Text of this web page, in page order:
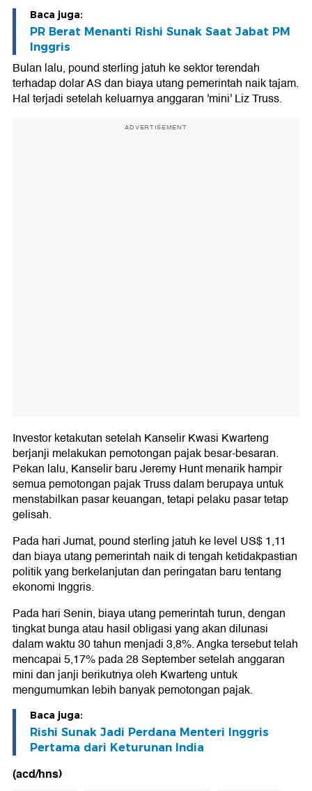
Baca juga:
PR Berat Menanti Rishi Sunak Saat Jabat PM
Inggris
Bulan lalu, pound sterling jatuh ke sektor terendah
terhadap dolar AS dan biaya utang pemerintah naik tajam.
Hal terjadi setelah keluarnya anggaran 'mini' Liz Truss.
ADVERTISEMENT
Investor ketakutan setelah Kanselir Kwasi Kwarteng
berjanji melakukan pemotongan pajak besar-besaran.
Pekan lalu, Kanselir baru Jeremy Hunt menarik hampir
semua pemotongan pajak Truss dalam berupaya untuk
menstabilkan pasar keuangan, tetapi pelaku pasar tetap
gelisah.
Pada hari Jumat, pound sterling jatuh ke level US$ 1,11
dan biaya utang pemerintah naik di tengah ketidakpastian
politik yang berkelanjutan dan peringatan baru tentang
ekonomi Inggris.
Pada hari Senin, biaya utang pemerintah turun, dengan
tingkat bunga atau hasil obligasi yang akan dilunasi
dalam waktu 30 tahun menjadi 3,8%. Angka tersebut telah
mencapai 5,17% pada 28 September setelah anggaran
mini dan janji berikutnya oleh Kwarteng untuk
mengumumkan lebih banyak pemotongan pajak.
Baca juga:
Rishi Sunak Jadi Perdana Menteri Inggris
Pertama dari Keturunan India
(acd/hns)